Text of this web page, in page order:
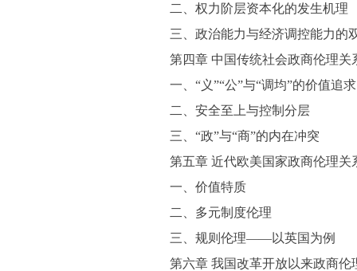
二、权力阶层资本化的发生机理
三、政治能力与经济调控能力的
第四章 中国传统社会政商伦理关
一、“义”“公”与“调均”的价值追求
二、安全至上与控制分层
三、“政”与“商”的内在冲突
第五章 近代欧美国家政商伦理关
一、价值特质
二、多元制度伦理
三、规则伦理——以英国为例
第六章 我国改革开放以来政商伦